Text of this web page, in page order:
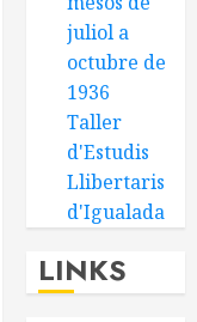
juliol a
octubre de
1936
Taller
d'Estudis
Llibertaris
d'Igualada
LINKS